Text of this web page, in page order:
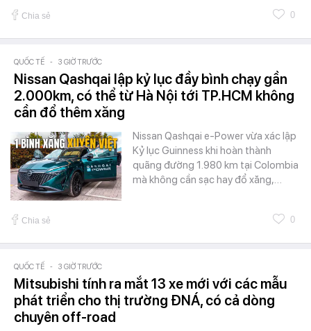
Chia sẻ 0
QUỐC TẾ - 3 GIỜ TRƯỚC
Nissan Qashqai lập kỷ lục đầy bình chạy gần
2.000km, có thể từ Hà Nội tới TP.HCM không
cần đổ thêm xăng
Nissan Qashqai e-Power vừa xác lập
Kỷ lục Guinness khi hoàn thành
quãng đường 1.980 km tại Colombia
mà không cần sạc hay đổ xăng,…
Chia sẻ 0
QUỐC TẾ - 3 GIỜ TRƯỚC
Mitsubishi tính ra mắt 13 xe mới với các mẫu
phát triển cho thị trường ĐNÁ, có cả dòng
chuyên off-road